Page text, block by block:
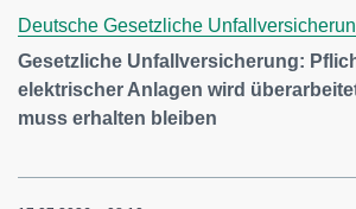
Deutsche Gesetzliche
Gesetzliche Unfallversicherung:
elektrischer Anlagen wird
muss erhalten bleiben